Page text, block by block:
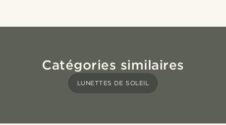
Catégories similaires
LUNETTES DE SOLEIL